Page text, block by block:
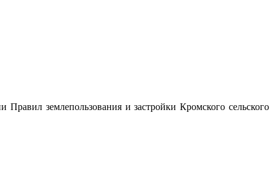
землепользования и застройки Кромского сельского